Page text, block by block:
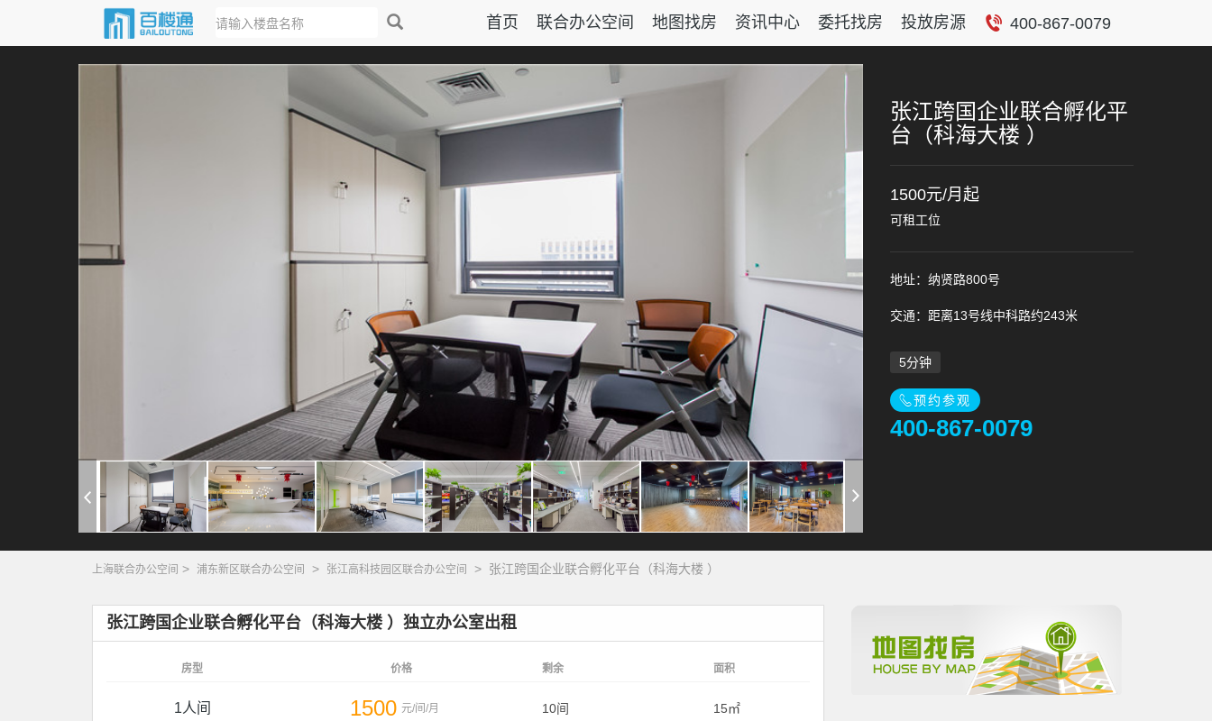
首页 联合办公空间 地图找房 资讯中心 委托找房 投放房源 400-867-0079
张江跨国企业联合孵化平
台（科海大楼 ）
1500元/月起
可租工位
地址：纳贤路800号
交通：距离13号线中科路约243米
5分钟
预约参观
400-867-0079
上海联合办公空间 > 浦东新区联合办公空间 > 张江高科技园区联合办公空间 > 张江跨国企业联合孵化平台（科海大楼 ）
张江跨国企业联合孵化平台（科海大楼 ）独立办公室出租
房型 价格 面积
剩余
1人间 1500 元/间/月 15㎡
10间